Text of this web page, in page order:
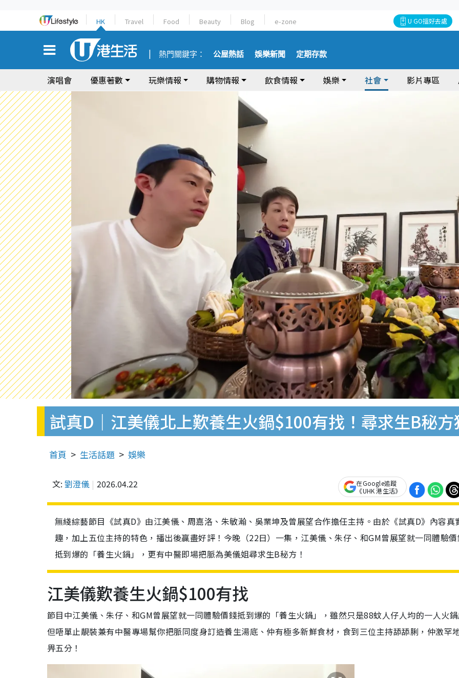
HK Travel Food Beauty Blog e-zone U GO搵好去處
熱門關鍵字： 公屋熱話 娛樂新聞 定期存款
演唱會 優惠著數 玩樂情報 購物情報 飲食情報 娛樂 社會 影片專區
試真D｜江美儀北上歎養生火鍋$100有找！尋求生B秘
首頁 生活話題 娛樂
文: 劉澄儀 2026.04.22
在Google追蹤
《UHK 港生活》
無綫綜藝節目《試真D》由江美儀、周嘉洛、朱敏瀚、吳業坤及曾展望合作擔任主持。由於《試真D》內容真
趣，加上五位主持的特色，播出後贏盡好評！今晚（22日）一集，江美儀、朱仔、和GM曾展望就一同體驗
抵到爆的「養生火鍋」，更有中醫即場把脈為美儀姐尋求生B秘方！
江美儀歎養生火鍋$100有找
節目中江美儀、朱仔、和GM曾展望就一同體驗價錢抵到爆的「養生火鍋」，雖然只是88蚊人仔人均的一人火
但唔單止靚裝兼有中醫專場幫你把脈同度身訂造養生湯底、仲有極多新鮮食材，食到三位主持舔舔脷，仲激罕
畀五分！